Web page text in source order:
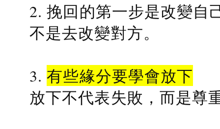
2. 挽回的第一步是改變自
不是去改變對方。
3.有些緣分要學會放下
放下不代表失敗，而是尊